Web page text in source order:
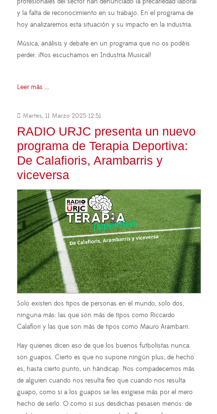
y la falta de reconocimiento en su trabajo. En el programa de
hoy analizaremos esta situación y su impacto en la industria.
Música, análisis y debate en un programa que no os podéis
perder. ¡Nos escuchamos en Industria Musical!
Leer más ...
Martes, 11 Marzo 2025 12:51
RADIO URJC presenta un nuevo
programa de Terapia Deportiva:
De Calafioris, Arambarris y
viceversa
Solo existen dos tipos de personas en el mundo, solo dos,
ninguna más: las que son más de tipos como Riccardo
Calafiori y las que son más de tipos como Mauro Arambarri.
Hay quienes dicen eso de que los buenos futbolistas nunca
son guapos. Cierto es que no supone ningún plus; de hecho
es, hasta cierto punto, un hándicap. Nos compadecemos más
de alguien cuando nos resulta feo que cuando nos resulta
guapo, como si a los guapos se les exigiese más por el mero
hecho de serlo. O como si sus desdichas pesasen menos: de